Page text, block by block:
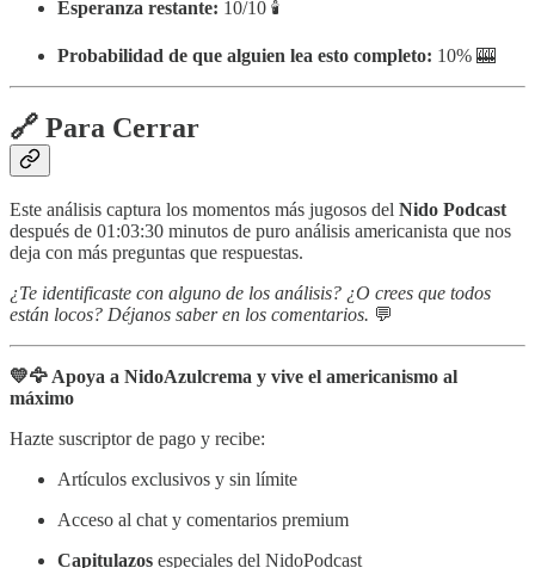
Esperanza restante: 10/10 🕯️
Probabilidad de que alguien lea esto completo: 10% 🎰
🔗 Para Cerrar
Este análisis captura los momentos más jugosos del Nido Podcast
después de 01:03:30 minutos de puro análisis americanista que nos
deja con más preguntas que respuestas.
¿Te identificaste con alguno de los análisis? ¿O crees que todos
están locos? Déjanos saber en los comentarios. 💬
💛🦅 Apoya a NidoAzulcrema y vive el americanismo al
máximo
Hazte suscriptor de pago y recibe:
Artículos exclusivos y sin límite
Acceso al chat y comentarios premium
Capitulazos especiales del NidoPodcast